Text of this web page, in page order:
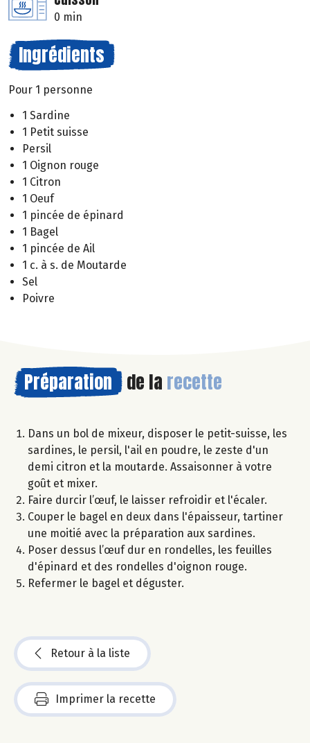
0 min
Ingrédients
Pour 1 personne
1 Sardine
1 Petit suisse
Persil
1 Oignon rouge
1 Citron
1 Oeuf
1 pincée de épinard
1 Bagel
1 pincée de Ail
1 c. à s. de Moutarde
Sel
Poivre
Préparation de la recette
Dans un bol de mixeur, disposer le petit-suisse, les
sardines, le persil, l'ail en poudre, le zeste d'un
demi citron et la moutarde. Assaisonner à votre
goût et mixer.
Faire durcir l’œuf, le laisser refroidir et l'écaler.
Couper le bagel en deux dans l'épaisseur, tartiner
une moitié avec la préparation aux sardines.
Poser dessus l’œuf dur en rondelles, les feuilles
d'épinard et des rondelles d'oignon rouge.
Refermer le bagel et déguster.
Retour à la liste
Imprimer la recette